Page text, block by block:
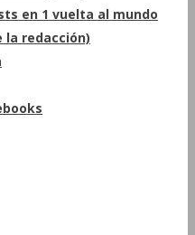
en 1 vuelta al mundo
la redacción)